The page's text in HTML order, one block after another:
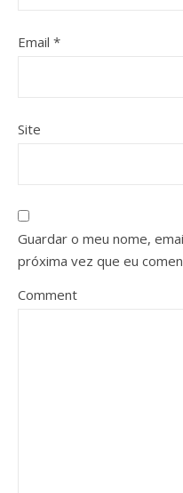
Email *
Site
Guardar o meu nome,
próxima vez que eu
Comment